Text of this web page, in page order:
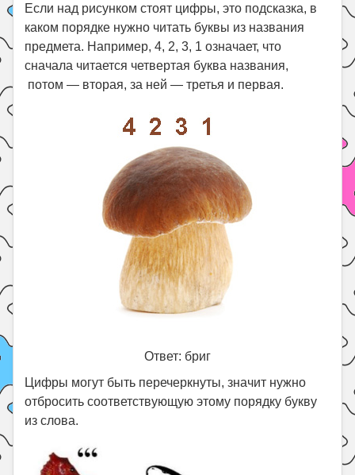
Если над рисунком стоят цифры, это подсказка, в
каком порядке нужно читать буквы из названия
предмета. Например, 4, 2, 3, 1 означает, что
сначала читается четвертая буква названия,
потом — вторая, за ней — третья и первая.
Ответ: бриг
Цифры могут быть перечеркнуты, значит нужно
отбросить соответствующую этому порядку букву
из слова.